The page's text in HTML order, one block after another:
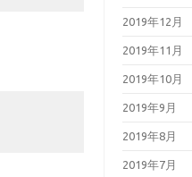
2019年12月
2019年11月
2019年10月
2019年9月
2019年8月
2019年7月